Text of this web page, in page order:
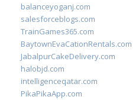
balanceyoganj.com
salesforceblogs.com
TrainGames365.com
BaytownEvaCationRentals.com
JabalpurCakeDelivery.com
halobjd.com
intelligenceqatar.com
PikaPikaApp.com